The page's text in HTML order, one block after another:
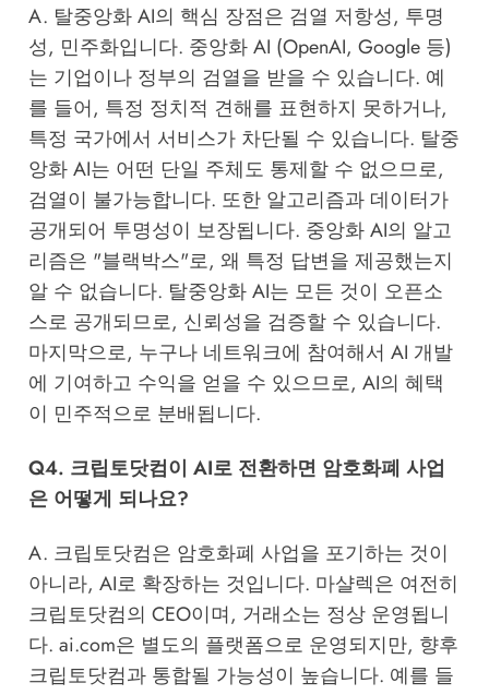
A. 탈중앙화 AI의 핵심 장점은 검열 저항성, 투명
성, 민주화입니다. 중앙화 AI (OpenAI, Google 등)
는 기업이나 정부의 검열을 받을 수 있습니다. 예
를 들어, 특정 정치적 견해를 표현하지 못하거나,
특정 국가에서 서비스가 차단될 수 있습니다. 탈중
앙화 AI는 어떤 단일 주체도 통제할 수 없으므로,
검열이 불가능합니다. 또한 알고리즘과 데이터가
공개되어 투명성이 보장됩니다. 중앙화 AI의 알고
리즘은 "블랙박스"로, 왜 특정 답변을 제공했는지
알 수 없습니다. 탈중앙화 AI는 모든 것이 오픈소
스로 공개되므로, 신뢰성을 검증할 수 있습니다.
마지막으로, 누구나 네트워크에 참여해서 AI 개발
에 기여하고 수익을 얻을 수 있으므로, AI의 혜택
이 민주적으로 분배됩니다.
Q4. 크립토닷컴이 AI로 전환하면 암호화폐 사업
은 어떻게 되나요?
A. 크립토닷컴은 암호화폐 사업을 포기하는 것이
아니라, AI로 확장하는 것입니다. 마샬렉은 여전히
크립토닷컴의 CEO이며, 거래소는 정상 운영됩니
다. ai.com은 별도의 플랫폼으로 운영되지만, 향후
크립토닷컴과 통합될 가능성이 높습니다. 예를 들